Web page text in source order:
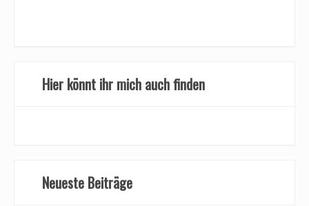
Hier könnt ihr mich auch finden
Neueste Beiträge